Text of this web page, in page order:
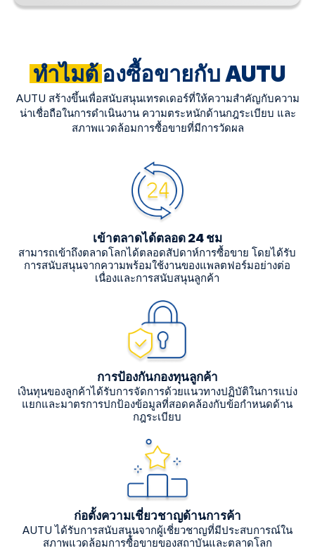
ทำไมต้องซื้อขายกับ AUTU
AUTU สร้างขึ้นเพื่อสนับสนุนเทรดเดอร์ที่ให้ความสำคัญกับความ
น่าเชื่อถือในการดำเนินงาน ความตระหนักด้านกฎระเบียบ และ
สภาพแวดล้อมการซื้อขายที่มีการวัดผล
เข้าตลาดได้ตลอด 24 ชม
สามารถเข้าถึงตลาดโลกได้ตลอดสัปดาห์การซื้อขาย โดยได้รับ
การสนับสนุนจากความพร้อมใช้งานของแพลตฟอร์มอย่างต่อ
เนื่องและการสนับสนุนลูกค้า
การป้องกันกองทุนลูกค้า
เงินทุนของลูกค้าได้รับการจัดการด้วยแนวทางปฏิบัติในการแบ่ง
แยกและมาตรการปกป้องข้อมูลที่สอดคล้องกับข้อกำหนดด้าน
กฎระเบียบ
ก่อตั้งความเชี่ยวชาญด้านการค้า
AUTU ได้รับการสนับสนุนจากผู้เชี่ยวชาญที่มีประสบการณ์ใน
สภาพแวดล้อมการซื้อขายของสถาบันและตลาดโลก